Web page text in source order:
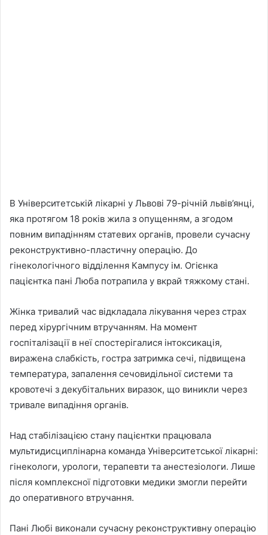
В Університетській лікарні у Львові 79-річній львів’янці,
яка протягом 18 років жила з опущенням, а згодом
повним випадінням статевих органів, провели сучасну
реконструктивно-пластичну операцію. До
гінекологічного відділення Кампусу ім. Огієнка
пацієнтка пані Люба потрапила у вкрай тяжкому стані.
Жінка тривалий час відкладала лікування через страх
перед хірургічним втручанням. На момент
госпіталізації в неї спостерігалися інтоксикація,
виражена слабкість, гостра затримка сечі, підвищена
температура, запалення сечовидільної системи та
кровотечі з декубітальних виразок, що виникли через
тривале випадіння органів.
Над стабілізацією стану пацієнтки працювала
мультидисциплінарна команда Університетської лікарні:
гінекологи, урологи, терапевти та анестезіологи. Лише
після комплексної підготовки медики змогли перейти
до оперативного втручання.
Пані Любі виконали сучасну реконструктивну операцію